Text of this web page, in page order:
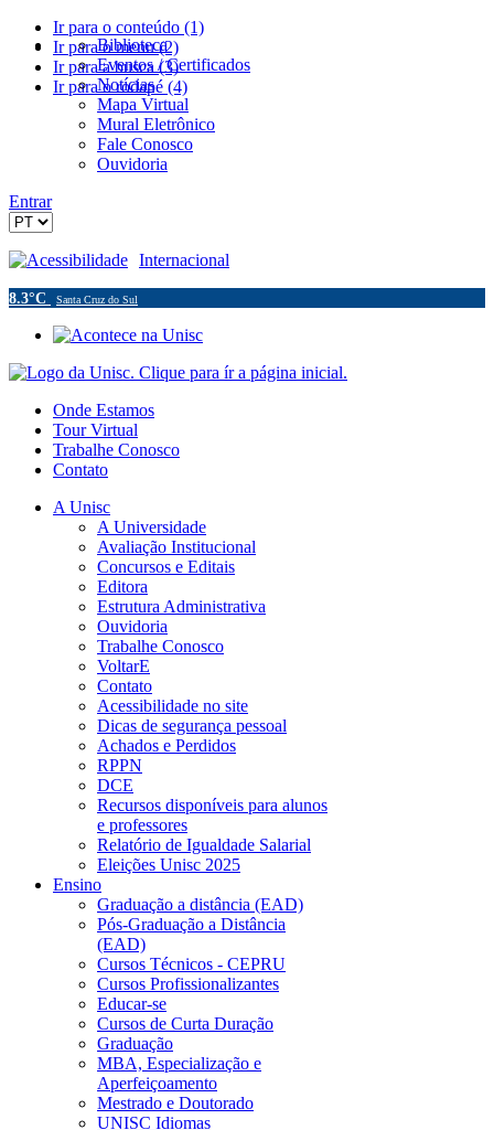
Ir para o conteúdo (1)
Ir para o menu (2)
Ir para a busca (3)
Ir para o rodapé (4)
Biblioteca
Eventos / Certificados
Notícias
Mapa Virtual
Mural Eletrônico
Fale Conosco
Ouvidoria
Entrar
Acessibilidade Internacional
8.3°C Santa Cruz do Sul
Onde Estamos
Tour Virtual
Trabalhe Conosco
Contato
A Unisc
A Universidade
Avaliação Institucional
Concursos e Editais
Editora
Estrutura Administrativa
Ouvidoria
Trabalhe Conosco
VoltarE
Contato
Acessibilidade no site
Dicas de segurança pessoal
Achados e Perdidos
RPPN
DCE
Recursos disponíveis para alunos
e professores
Relatório de Igualdade Salarial
Eleições Unisc 2025
Ensino
Graduação a distância (EAD)
Pós-Graduação a Distância
(EAD)
Cursos Técnicos - CEPRU
Cursos Profissionalizantes
Educar-se
Cursos de Curta Duração
Graduação
MBA, Especialização e
Aperfeiçoamento
Mestrado e Doutorado
UNISC Idiomas